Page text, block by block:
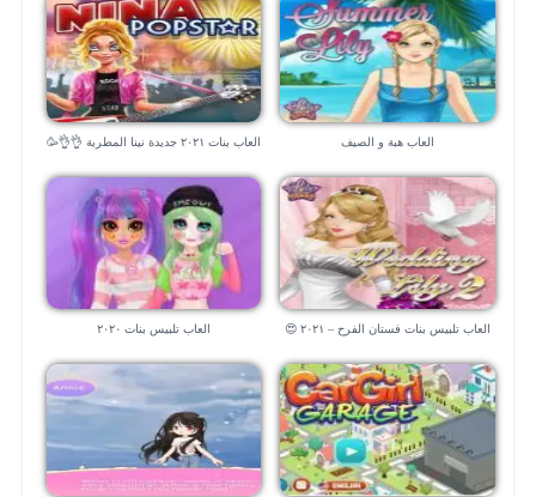
العاب هبة و الصيف العاب بنات ٢٠٢١ جديدة نينا المطربة 👌👌🥳
العاب تلبيس بنات فستان الفرح – ٢٠٢١ 😍
العاب تلبيس بنات ٢٠٢٠